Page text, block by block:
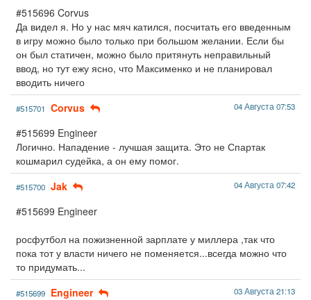
#515696 Corvus
Да видел я. Но у нас мяч катился, посчитать его введенным
в игру можно было только при большом желании. Если бы
он был статичен, можно было притянуть неправильный
ввод, но тут ежу ясно, что Максименко и не планировал
вводить ничего
#515701 Corvus 04 Августа 07:53
#515699 Engineer
Логично. Нападение - лучшая защита. Это не Спартак
кошмарил судейка, а он ему помог.
#515700 Jak 04 Августа 07:42
#515699 Engineer
росфутбол на пожизненной зарплате у миллера ,так что
пока тот у власти ничего не поменяется...всегда можно что
то придумать...
#515699 Engineer 03 Августа 21:13